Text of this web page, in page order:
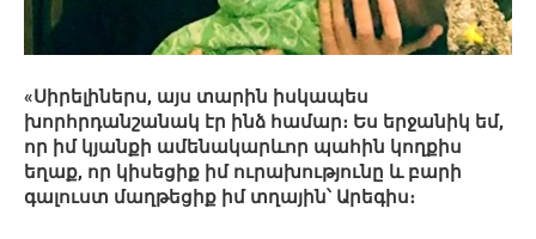
«Սիրելիներս, այս տարին իսկապես
խորհրդանշանակ էր ինձ համար։ Ես երջանիկ եմ,
որ իմ կյանքի ամենակարևոր պահին կողքիս
եղաք, որ կիսեցիք իմ ուրախությունը և բարի
գալուստ մաղթեցիք իմ տղային՝ Արեգիս։